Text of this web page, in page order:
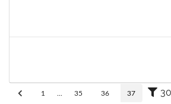
1 35 36 37 30